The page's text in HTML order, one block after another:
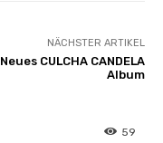
NÄCHSTER ARTIKEL
Neues CULCHA CANDELA
Album
59